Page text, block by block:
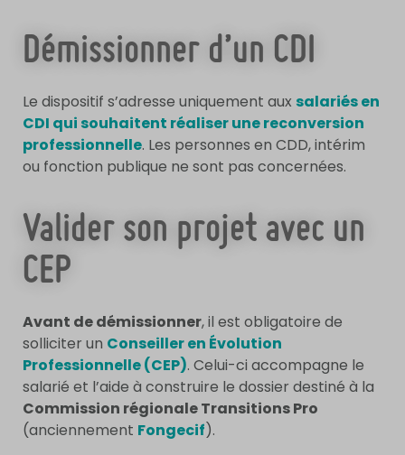
Démissionner d’un CDI
Le dispositif s’adresse uniquement aux salariés en
CDI qui souhaitent réaliser une reconversion
professionnelle. Les personnes en CDD, intérim
ou fonction publique ne sont pas concernées.
Valider son projet avec un
CEP
Avant de démissionner, il est obligatoire de
solliciter un Conseiller en Évolution
Professionnelle (CEP). Celui-ci accompagne le
salarié et l’aide à construire le dossier destiné à la
Commission régionale Transitions Pro
(anciennement Fongecif).